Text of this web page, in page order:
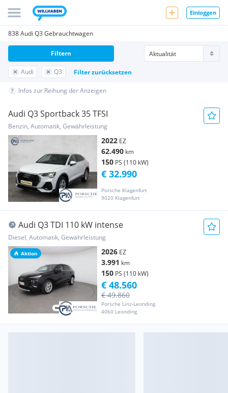
Einloggen
838 Audi Q3 Gebrauchtwagen
Audi Q3 Filter zurücksetzen
Filtern
Infos zur Reihung der Anzeigen
Audi Q3 Sportback 35 TFSI
Benzin, Automatik, Gewährleistung
2022 EZ
62.490 km
150 PS (110 kW)
Porsche Klagenfurt
9020 Klagenfurt
€ 32.990
Aktion
Audi Q3 TDI 110 kW intense
Diesel, Automatik, Gewährleistung
2026 EZ
3.991 km
150 PS (110 kW)
Porsche Linz-Leonding
4060 Leonding
€ 49.860
€ 48.560